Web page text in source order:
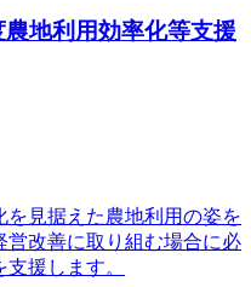
地利用効率化等支援
見据えた農地利用の姿を
営改善に取り組む場合に必
援します。